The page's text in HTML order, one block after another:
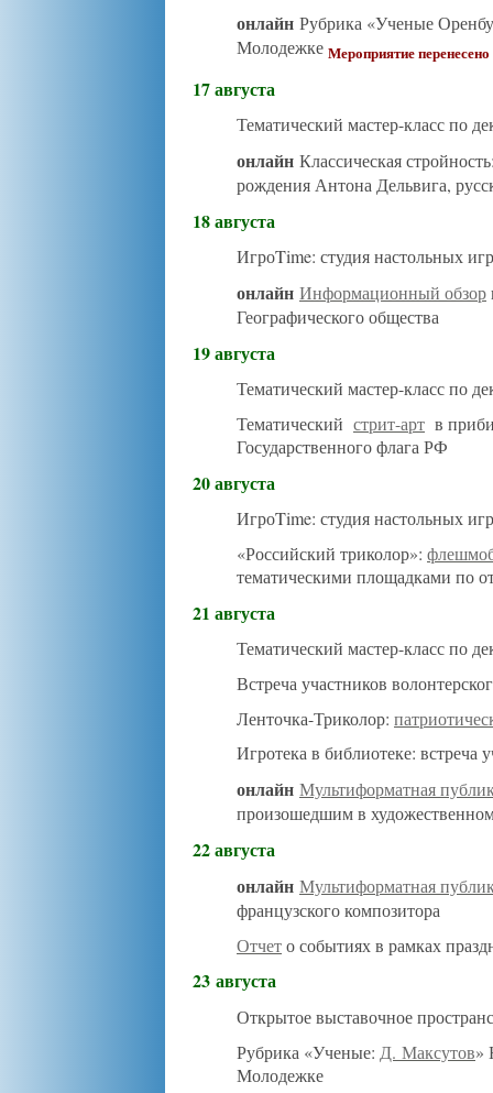
онлайн Рубрика «Ученые
Молодежке Мероприятие перенесено
17 августа
Тематический мастер-класс по
онлайн Классическая
рождения Антона Дельвига,
18 августа
ИгроTime: студия настольных игр
онлайн Информационный обзор
Географического общества
19 августа
Тематический мастер-класс по
Тематический стрит-арт в
Государственного флага РФ
20 августа
ИгроTime: студия настольных игр
«Российский триколор»:
тематическими площадками по
21 августа
Тематический мастер-класс по
Встреча участников
Ленточка-Триколор:
Игротека в библиотеке: встреча
онлайн Мультиформатная
произошедшим в
22 августа
онлайн Мультиформатная
французского композитора
Отчето событиях в рамках
23 августа
Открытое выставочное
Рубрика «Ученые: Д. Максутов»
Молодежке